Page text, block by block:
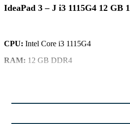
لپ تاپ 15.6 اینچی لنوو IdeaPad 3 – J i3 1115G4 12 GB 1
CPU: Intel Core i3 1115G4
RAM: 12 GB DDR4